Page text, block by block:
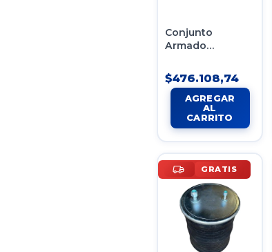
Conjunto
Armado
Neumática Heil
Semirremolque
$476.108,74
GRATIS